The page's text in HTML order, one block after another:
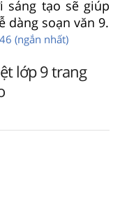
sáng tạo sẽ giúp
dàng soạn văn 9.
(ngắn nhất)
lớp 9 trang